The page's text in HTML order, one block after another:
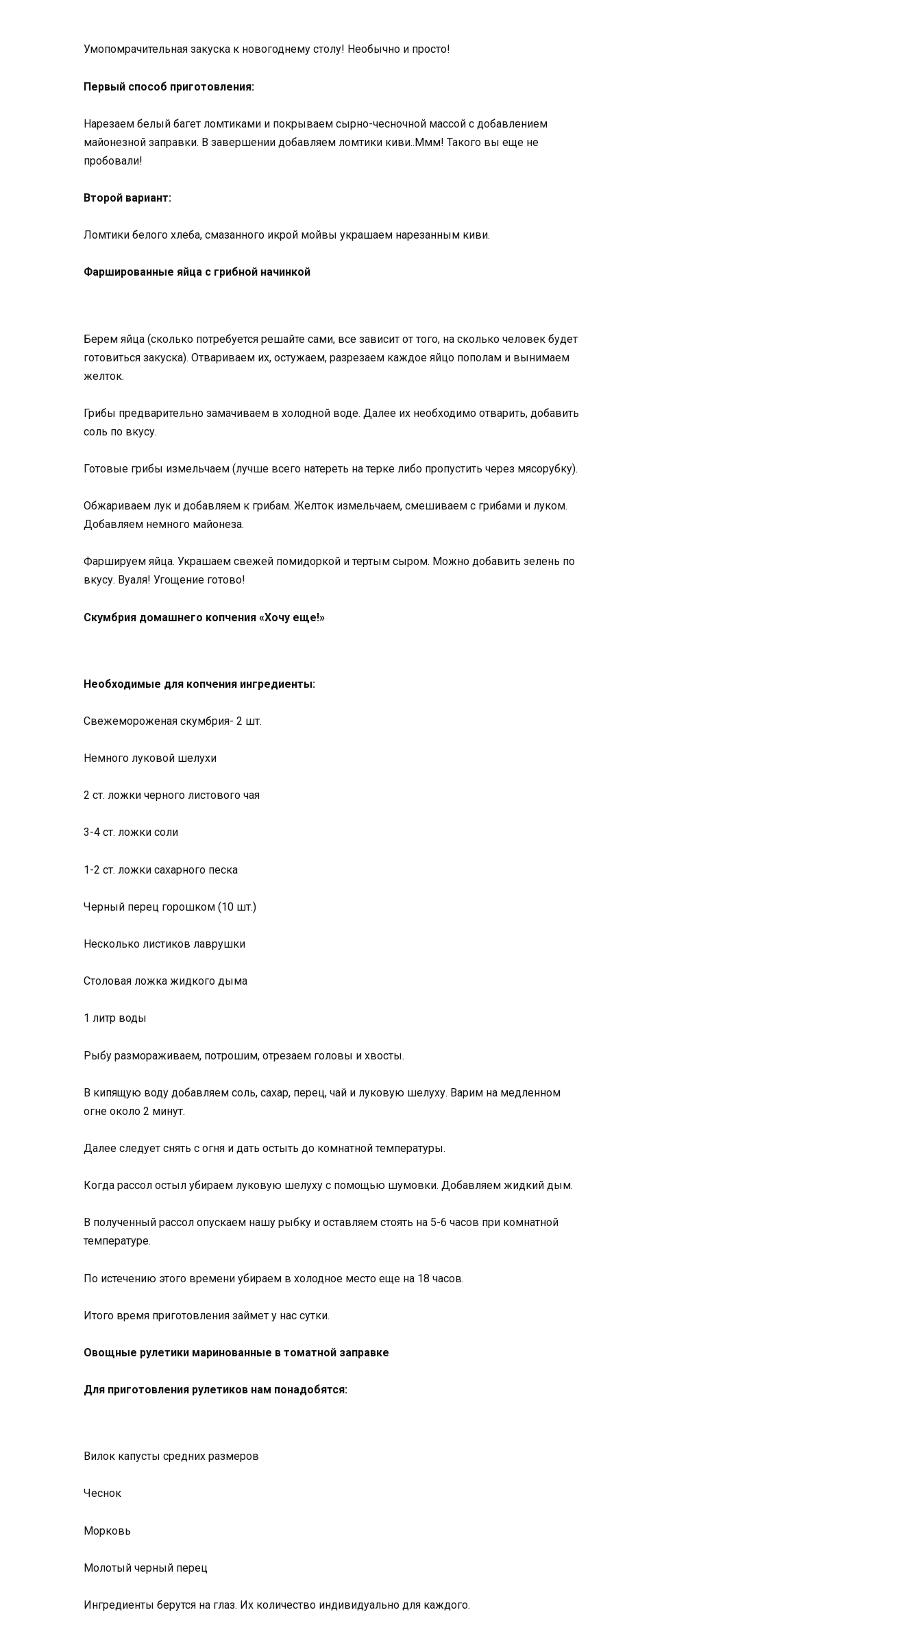
Умопомрачительная закуска к новогоднему столу! Необычно и просто!
Первый способ приготовления:
Нарезаем белый багет ломтиками и покрываем сырно-чесночной массой с добавлением
майонезной заправки. В завершении добавляем ломтики киви..Ммм! Такого вы еще не
пробовали!
Второй вариант:
Ломтики белого хлеба, смазанного икрой мойвы украшаем нарезанным киви.
Фаршированные яйца с грибной начинкой
Берем яйца (сколько потребуется решайте сами, все зависит от того, на сколько человек будет
готовиться закуска). Отвариваем их, остужаем, разрезаем каждое яйцо пополам и вынимаем
желток.
Грибы предварительно замачиваем в холодной воде. Далее их необходимо отварить, добавить
соль по вкусу.
Готовые грибы измельчаем (лучше всего натереть на терке либо пропустить через мясорубку).
Обжариваем лук и добавляем к грибам. Желток измельчаем, смешиваем с грибами и луком.
Добавляем немного майонеза.
Фаршируем яйца. Украшаем свежей помидоркой и тертым сыром. Можно добавить зелень по
вкусу. Вуаля! Угощение готово!
Скумбрия домашнего копчения «Хочу еще!»
Необходимые для копчения ингредиенты:
Свежемороженая скумбрия- 2 шт.
Немного луковой шелухи
2 ст. ложки черного листового чая
3-4 ст. ложки соли
1-2 ст. ложки сахарного песка
Черный перец горошком (10 шт.)
Несколько листиков лаврушки
Столовая ложка жидкого дыма
1 литр воды
Рыбу размораживаем, потрошим, отрезаем головы и хвосты.
В кипящую воду добавляем соль, сахар, перец, чай и луковую шелуху. Варим на медленном
огне около 2 минут.
Далее следует снять с огня и дать остыть до комнатной температуры.
Когда рассол остыл убираем луковую шелуху с помощью шумовки. Добавляем жидкий дым.
В полученный рассол опускаем нашу рыбку и оставляем стоять на 5-6 часов при комнатной
температуре.
По истечению этого времени убираем в холодное место еще на 18 часов.
Итого время приготовления займет у нас сутки.
Овощные рулетики маринованные в томатной заправке
Для приготовления рулетиков нам понадобятся:
Вилок капусты средних размеров
Чеснок
Морковь
Молотый черный перец
Ингредиенты берутся на глаз. Их количество индивидуально для каждого.